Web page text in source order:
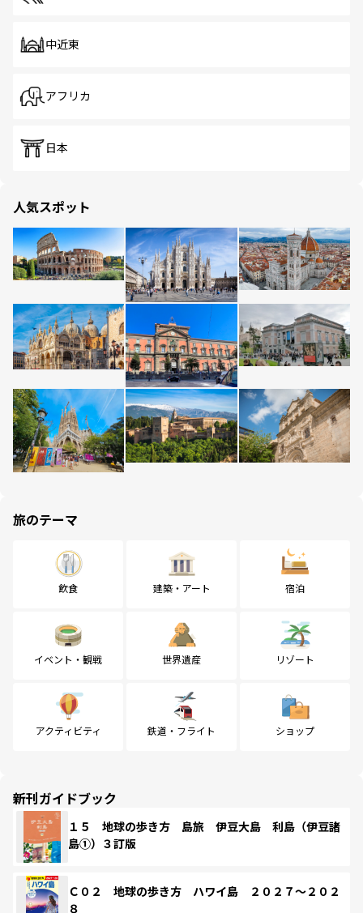
中近東
アフリカ
日本
人気スポット
旅のテーマ
飲食 建築・アート 宿泊
イベント・観戦 世界遺産 リゾート
アクティビティ 鉄道・フライト ショップ
新刊ガイドブック
１５ 地球の歩き方 島旅 伊豆大島 利島（伊豆諸
島①）３訂版
Ｃ０２ 地球の歩き方 ハワイ島 ２０２７～２０２
８